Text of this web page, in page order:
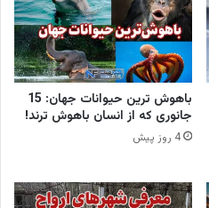
باهوش ترین حیوانات جهان: 15
جانوری که از انسان باهوش ترند!
4 روز پیش